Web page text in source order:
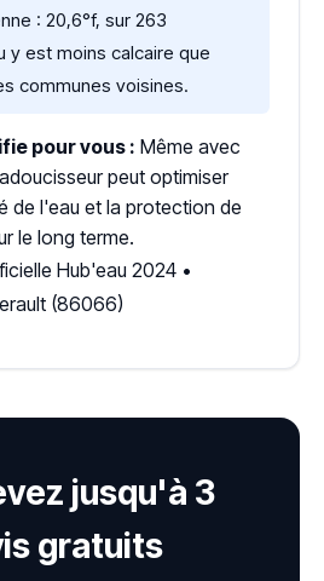
: 20,6°f, sur 263
y est moins calcaire que
communes voisines.
pour vous : Même avec
peut optimiser
de l'eau et la protection de
le long terme.
Hub'eau 2024 •
(86066)
jusqu'à 3
gratuits